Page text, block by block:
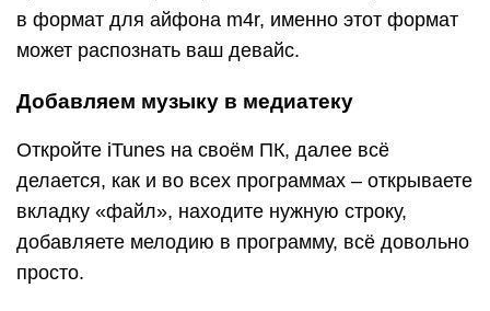
в формат для айфона m4r, именно этот формат
может распознать ваш девайс.
Добавляем музыку в медиатеку
Откройте iTunes на своём ПК, далее всё
делается, как и во всех программах – открываете
вкладку «файл», находите нужную строку,
добавляете мелодию в программу, всё довольно
просто.